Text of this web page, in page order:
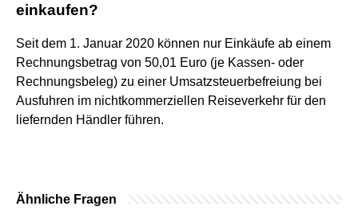
einkaufen?
Seit dem 1. Januar 2020 können nur Einkäufe ab einem
Rechnungsbetrag von 50,01 Euro (je Kassen- oder
Rechnungsbeleg) zu einer Umsatzsteuerbefreiung bei
Ausfuhren im nichtkommerziellen Reiseverkehr für den
liefernden Händler führen.
Ähnliche Fragen